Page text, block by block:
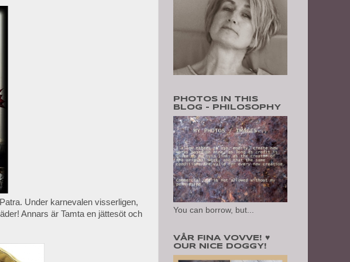
Under karnevalen visserligen,
Annars är Tamta en jättesöt och
PHOTOS IN THIS
BLOG - PHILOSOPHY
You can borrow, but...
VÅR FINA VOVVE! ♥
OUR NICE DOGGY!